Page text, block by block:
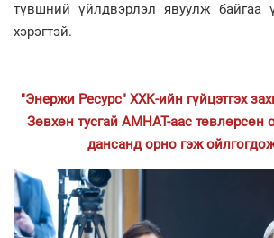
түвшний үйлдвэрлэл явуулж байгаа
хэрэгтэй.
"Энержи Ресурс" ХХК-ийн гүйцэтгэх
Зөвхөн тусгай АМНАТ-аас төвлөрсөн
дансанд орно гэж